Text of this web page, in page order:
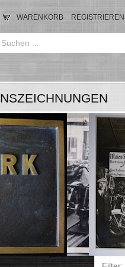
WARENKORB REGISTRIEREN